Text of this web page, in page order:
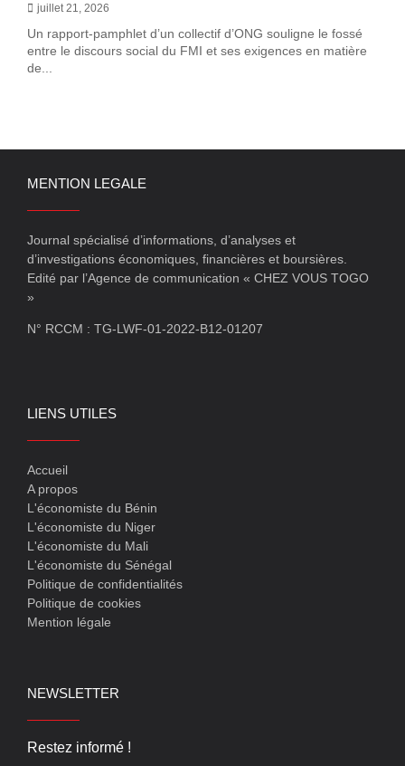
juillet 21, 2026
Un rapport-pamphlet d’un collectif d’ONG souligne le fossé
entre le discours social du FMI et ses exigences en matière
de...
MENTION LEGALE
Journal spécialisé d’informations, d’analyses et
d’investigations économiques, financières et boursières.
Edité par l’Agence de communication « CHEZ VOUS TOGO
»
N° RCCM : TG-LWF-01-2022-B12-01207
LIENS UTILES
Accueil
A propos
L'économiste du Bénin
L'économiste du Niger
L'économiste du Mali
L'économiste du Sénégal
Politique de confidentialités
Politique de cookies
Mention légale
NEWSLETTER
Restez informé !